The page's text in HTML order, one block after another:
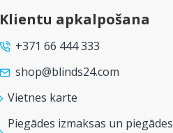
Klientu apkalpošana
+371 66 444 333
shop@blinds24.com
Vietnes karte
Piegādes izmaksas un piegādes